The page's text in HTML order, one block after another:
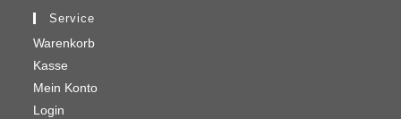
Service
Warenkorb
Kasse
Mein Konto
Login